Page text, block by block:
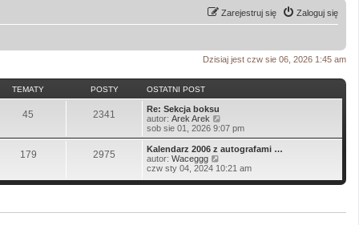
Zaloguj się
Zarejestruj się
Dzisiaj jest czw sie 06, 2026 1:45 am
TEMATY POSTY OSTATNI POST
45 2341
Re: Sekcja boksu
autor: Arek Arek
y
ś
w
e
l
j
sob sie 01, 2026 9:07 pm
179 2975
Kalendarz 2006 z autografami …
autor: Waceggg
y
w
t
czw sty 04, 2024 10:21 am